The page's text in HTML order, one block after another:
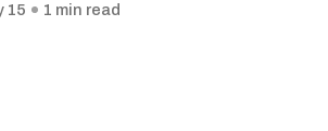
15 1 min read